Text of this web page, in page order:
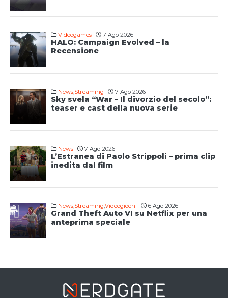
Videogames 7 Ago 2026
HALO: Campaign Evolved – la
Recensione
News,Streaming 7 Ago 2026
Sky svela “War – Il divorzio del secolo”:
teaser e cast della nuova serie
News 7 Ago 2026
L’Estranea di Paolo Strippoli – prima clip
inedita dal film
News,Streaming,Videogiochi 6 Ago 2026
Grand Theft Auto VI su Netflix per una
anteprima speciale